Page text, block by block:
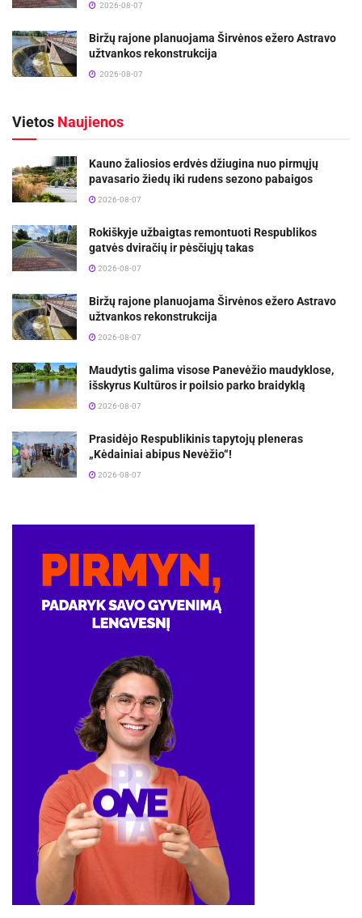
2026-08-07
Biržų rajone planuojama Širvėnos ežero Astravo
užtvankos rekonstrukcija
2026-08-07
Vietos Naujienos
Kauno žaliosios erdvės džiugina nuo pirmųjų
pavasario žiedų iki rudens sezono pabaigos
2026-08-07
Rokiškyje užbaigtas remontuoti Respublikos
gatvės dviračių ir pėsčiųjų takas
2026-08-07
Biržų rajone planuojama Širvėnos ežero Astravo
užtvankos rekonstrukcija
2026-08-07
Maudytis galima visose Panevėžio maudyklose,
išskyrus Kultūros ir poilsio parko braidyklą
2026-08-07
Prasidėjo Respublikinis tapytojų pleneras
„Kėdainiai abipus Nevėžio“!
2026-08-07